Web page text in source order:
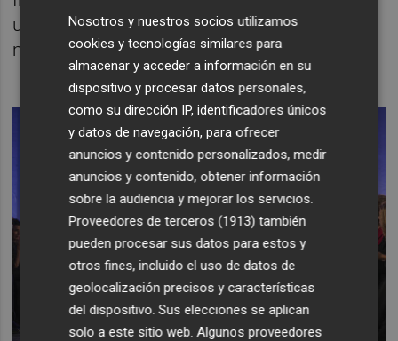
una segunda edición no llegaría hasta
mediados de año.
Nosotros y nuestros socios utilizamos
cookies y tecnologías similares para
almacenar y acceder a información en su
dispositivo y procesar datos personales,
como su dirección IP, identificadores únicos
y datos de navegación, para ofrecer
anuncios y contenido personalizados, medir
anuncios y contenido, obtener información
sobre la audiencia y mejorar los servicios.
Proveedores de terceros (1913) también
pueden procesar sus datos para estos y
otros fines, incluido el uso de datos de
geolocalización precisos y características
del dispositivo. Sus elecciones se aplican
solo a este sitio web. Algunos proveedores